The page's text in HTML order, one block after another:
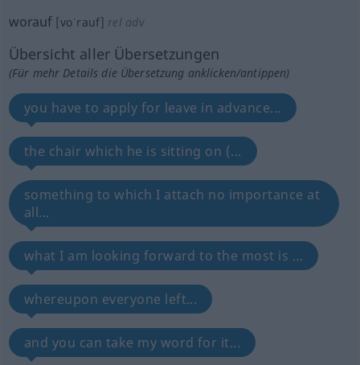
worauf [voˈrauf] reladv
Übersicht aller Übersetzungen
(Für mehr Details die Übersetzung anklicken/antippen)
you have to apply for leave in advance...
the chair which he is sitting on (...
something to which I attach no importance at
all...
what I am looking forward to the most is …
whereupon everyone left...
and you can take my word for it...